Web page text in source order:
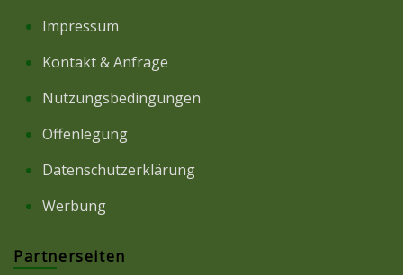
Impressum
Kontakt & Anfrage
Nutzungsbedingungen
Offenlegung
Datenschutzerklärung
Werbung
Partnerseiten